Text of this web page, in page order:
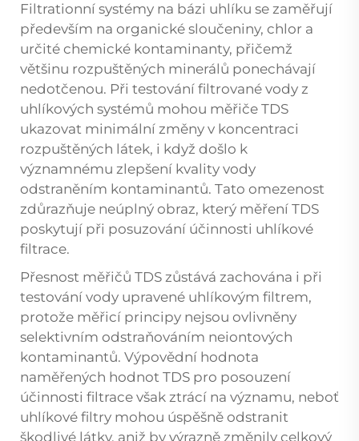
Filtrationní systémy na bázi uhlíku se zaměřují
především na organické sloučeniny, chlor a
určité chemické kontaminanty, přičemž
většinu rozpuštěných minerálů ponechávají
nedotčenou. Při testování filtrované vody z
uhlíkových systémů mohou měřiče TDS
ukazovat minimální změny v koncentraci
rozpuštěných látek, i když došlo k
významnému zlepšení kvality vody
odstraněním kontaminantů. Tato omezenost
zdůrazňuje neúplný obraz, který měření TDS
poskytují při posuzování účinnosti uhlíkové
filtrace.
Přesnost měřičů TDS zůstává zachována i při
testování vody upravené uhlíkovým filtrem,
protože měřicí principy nejsou ovlivněny
selektivním odstraňováním neiontových
kontaminantů. Výpovědní hodnota
naměřených hodnot TDS pro posouzení
účinnosti filtrace však ztrácí na významu, neboť
uhlíkové filtry mohou úspěšně odstranit
škodlivé látky, aniž by výrazně změnily celkový